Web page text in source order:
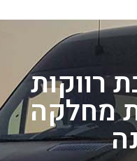
רווקות
מחלקה